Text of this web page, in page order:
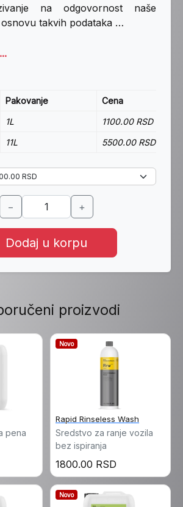
na odgovornost naše
takvih podataka …
Pakovanje
Cena
1L
1100.00 RSD
11L 5500.00 RSD
− +
Dodaj u korpu
proizvodi
pena
Novo
Rapid Rinseless Wash
Sredstvo za ranje vozila
bez ispiranja
1800.00 RSD
Novo